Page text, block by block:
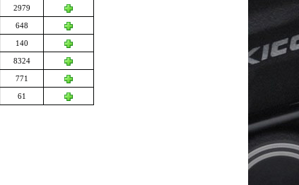
2979
648
140
8324
771
61